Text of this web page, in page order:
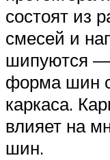
состоят из
смесей и
шипуются —
форма шин
каркаса.
влияет на
шин.